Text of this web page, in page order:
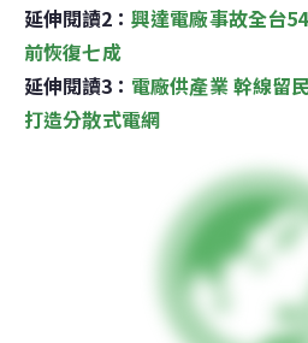
延伸閱讀2： 興達電廠事故全台
前恢復七成
延伸閱讀3： 電廠供產業 幹線留
打造分散式電網